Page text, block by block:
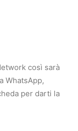
così sarà
WhatsApp,
per darti la